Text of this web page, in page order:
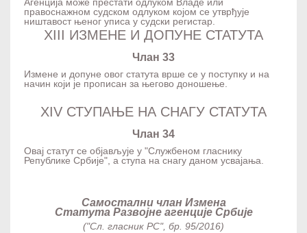
правоснажном судском одлуком којом се утврђује
ништавост њеног уписа у судски регистар.
XIII ИЗМЕНЕ И ДОПУНЕ СТАТУТА
Члан 33
Измене и допуне овог статута врше се у поступку и на
начин који је прописан за његово доношење.
XIV СТУПАЊЕ НА СНАГУ СТАТУТА
Члан 34
Овај статут се објављује у "Службеном гласнику
Републике Србије", а ступа на снагу даном усвајања.
Самостални члан Измена
Статута Развојне агенције Србије
("Сл. гласник РС", бр. 95/2016)